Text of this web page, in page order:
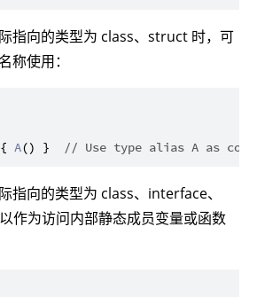
指向的类型为 class、struct 时，可
称使用：
A() } // Use type alias A as
指向的类型为 class、interface、
作为访问内部静态成员变量或函数